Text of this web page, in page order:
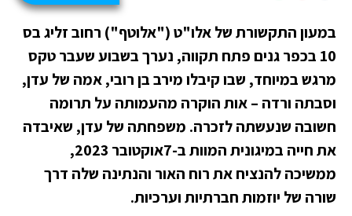
במעון התקשורת של אלו"ט ("אלוטף") רחוב זליג בס
10 בכפר גנים פתח תקווה, נערך בשבוע שעבר טקס
מרגש במיוחד, שבו קיבלו מירב בן רובי, אמה של עדן,
וסבתה ורדה – אות הוקרה מהעמותה על תרומה
חשובה שנעשתה לזכרה. משפחתה של עדן, שאיבדה
את חייה במיגונית המוות ב-7אוקטובר 2023,
ממשיכה להנציח את רוח האור והנתינה שלה דרך
שורה של יוזמות חברתיות וערכיות.